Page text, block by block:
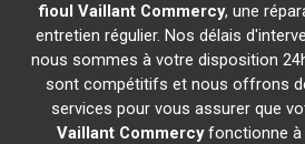
fioul Vaillant Commercy, une
entretien régulier. Nos délais
nous sommes à votre disposition
sont compétitifs et nous offrons
services pour vous assurer que
Vaillant Commercyfonctionne à